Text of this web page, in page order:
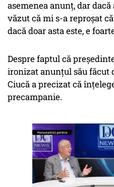
asemenea anunţ, dar
văzut că mi s-a reproşat
dacă doar asta este, e
Despre faptul că
ironizat anunţul său făcut
Ciucă a precizat că
precampanie.